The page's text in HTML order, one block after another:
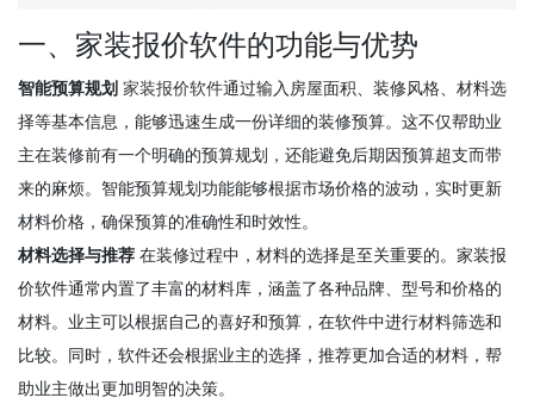
一、家装报价软件的功能与优势
智能预算规划 家装报价软件通过输入房屋面积、装修风格、材料选
择等基本信息，能够迅速生成一份详细的装修预算。这不仅帮助业
主在装修前有一个明确的预算规划，还能避免后期因预算超支而带
来的麻烦。智能预算规划功能能够根据市场价格的波动，实时更新
材料价格，确保预算的准确性和时效性。
材料选择与推荐 在装修过程中，材料的选择是至关重要的。家装报
价软件通常内置了丰富的材料库，涵盖了各种品牌、型号和价格的
材料。业主可以根据自己的喜好和预算，在软件中进行材料筛选和
比较。同时，软件还会根据业主的选择，推荐更加合适的材料，帮
助业主做出更加明智的决策。